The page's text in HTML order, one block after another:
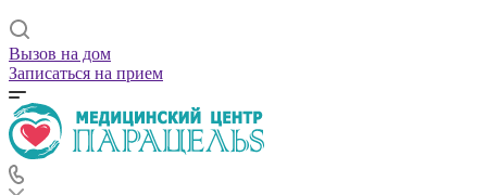
Вызов на дом
Записаться на прием